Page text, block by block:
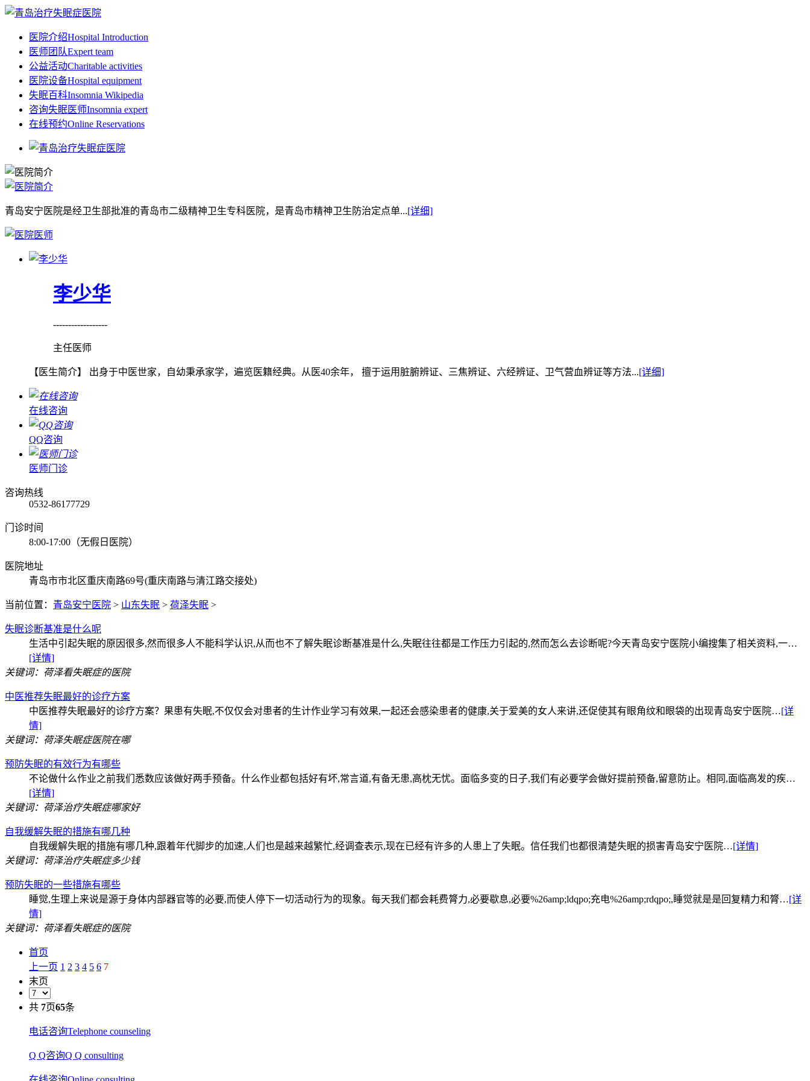
医院介绍Hospital Introduction
医师团队Expert team
公益活动Charitable activities
医院设备Hospital equipment
失眠百科Insomnia Wikipedia
咨询失眠医师Insomnia expert
在线预约Online Reservations
青岛安宁医院是经卫生部批准的青岛市二级精神卫生专科医院，是青岛市精神卫生防治定点单...[详细]
李少华
------------------
主任医师
【医生简介】 出身于中医世家，自幼秉承家学，遍览医籍经典。从医40余年， 擅于运用脏腑辨证、三焦辨证、六经辨证、卫气营血辨证等方法...[详细]
在线咨询
QQ咨询
医师门诊
咨询热线
0532-86177729
门诊时间
8:00-17:00（无假日医院）
医院地址
青岛市市北区重庆南路69号(重庆南路与清江路交接处)
当前位置： 青岛安宁医院 > 山东失眠 > 荷泽失眠 >
失眠诊断基准是什么呢
生活中引起失眠的原因很多,然而很多人不能科学认识,从而也不了解失眠诊断基准是什么,失眠往往都是工作压力引起的,然而怎么去诊断呢?今天青岛安宁医院小编搜集了相关资料,一…
[详情]
关键词：荷泽看失眠症的医院
中医推荐失眠最好的诊疗方案
中医推荐失眠最好的诊疗方案？果患有失眠,不仅仅会对患者的生计作业学习有效果,一起还会感染患者的健康,关于爱美的女人来讲,还促使其有眼角纹和眼袋的出现青岛安宁医院…[详
情]
关键词：荷泽失眠症医院在哪
预防失眠的有效行为有哪些
不论做什么作业之前我们悉数应该做好两手预备。什么作业都包括好有坏,常言道,有备无患,高枕无忧。面临多变的日子,我们有必要学会做好提前预备,留意防止。相同,面临高发的疾…
[详情]
关键词：荷泽治疗失眠症哪家好
自我缓解失眠的措施有哪几种
自我缓解失眠的措施有哪几种,跟着年代脚步的加速,人们也是越来越繁忙,经调查表示,现在已经有许多的人患上了失眠。信任我们也都很清楚失眠的损害青岛安宁医院…[详情]
关键词：荷泽治疗失眠症多少钱
预防失眠的一些措施有哪些
睡觉,生理上来说是源于身体内部器官等的必要,而使人停下一切活动行为的现象。每天我们都会耗费膂力,必要歇息,必要%26amp;ldqpo;充电%26amp;rdqpo;,睡觉就是是回复精力和膂…[详
情]
关键词：荷泽看失眠症的医院
首页
上一页 1 2 3 4 5 6 7
末页
共 7页65条
电话咨询Telephone counseling
Q Q咨询Q Q consulting